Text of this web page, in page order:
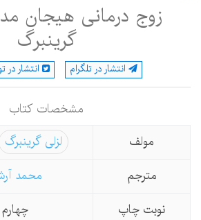
زوج درمانی هیجان مدار
گرینبرگ
انتشار در تلگرام انتشار در توویتر
مشخصات كتاب
مولف
لزلی گرینبرگ
مترجم
محمد آرش
نوبت چاپ
چهارم ، 1403